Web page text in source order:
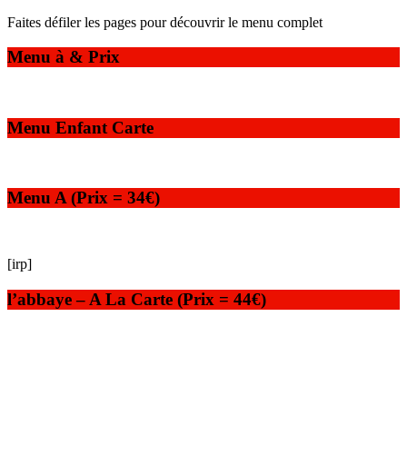
Faites défiler les pages pour découvrir le menu complet
Menu à & Prix
Menu Enfant Carte
Menu A (Prix = 34€)
[irp]
l’abbaye – A La Carte (Prix = 44€)